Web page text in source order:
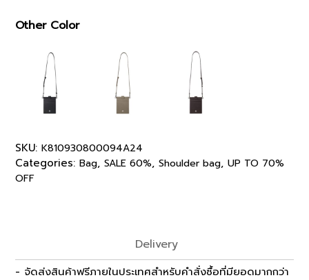
Other Color
SKU: K810930800094A24
Categories: Bag, SALE 60%, Shoulder bag, UP TO 70%
OFF
Delivery
- จัดส่งสินค้าฟรีภายในประเทศสำหรับคำสั่งซื้อที่มียอดมากกว่า